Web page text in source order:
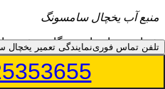
منبع آب یخچال سامسونگ
شما می توانید از دستگاه تصفیه
کنید
در دفترچه راهنمای یخچال
تلفن تماس فورینمایندگی تعمیر